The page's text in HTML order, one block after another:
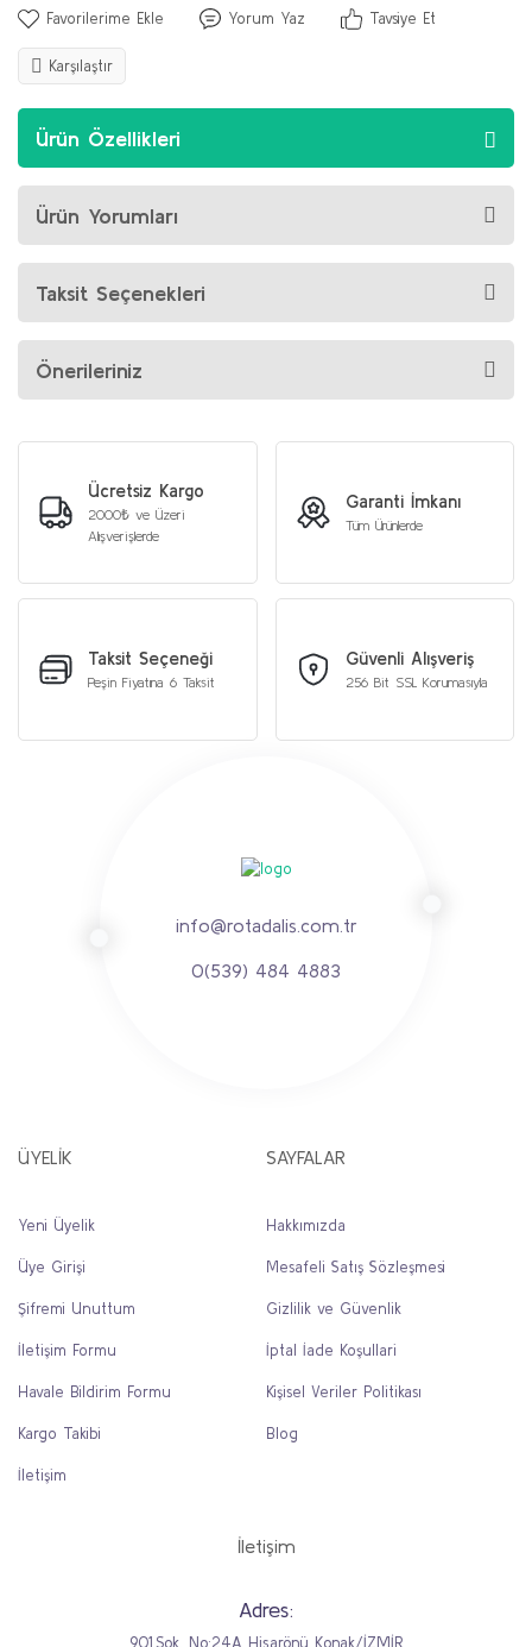
Yorum Yaz Tavsiye Et
Karşılaştır
Ürün Özellikleri
Ürün Yorumları
Taksit Seçenekleri
Önerileriniz
Ücretsiz Kargo
2000₺ ve Üzeri
Alışverişlerde
Garanti İmkanı
Tüm Ürünlerde
Taksit Seçeneği
Peşin Fiyatına 6 Taksit
Güvenli Alışveriş
256 Bit SSL Korumasıyla
info@rotadalis.com.tr
0(539) 484 4883
ÜYELİK
Yeni Üyelik
Üye Girişi
Şifremi Unuttum
İletişim Formu
Havale Bildirim Formu
Kargo Takibi
İletişim
SAYFALAR
Hakkımızda
Mesafeli Satış Sözleşmesi
Gizlilik ve Güvenlik
İptal İade Koşullari
Kişisel Veriler Politikası
Blog
İletişim
Adres:
901.Sok. No:24A Hisarönü Konak/İZMİR